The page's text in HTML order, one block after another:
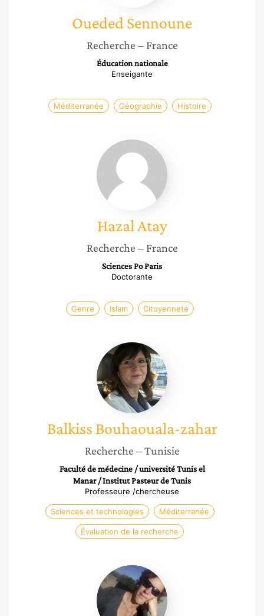
Oueded Sennoune
Recherche – France
Éducation nationale
Enseigante
Méditerranée Géographie Histoire
Hazal
Atay
HazalAtay
Recherche – France
Sciences Po Paris
Doctorante
Genre Islam Citoyenneté
Balkiss
Bouhaouala-
zahar
Balkiss Bouhaouala-zahar
Recherche – Tunisie
Faculté de médecine / université Tunis el
Manar / Institut Pasteur de Tunis
Professeure /chercheuse
Sciences et technologies Méditerranée
Évaluation de la recherche
Léa
David